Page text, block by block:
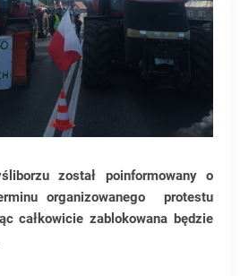
został poinformowany o
organizowanego protestu
całkowicie zablokowana będzie